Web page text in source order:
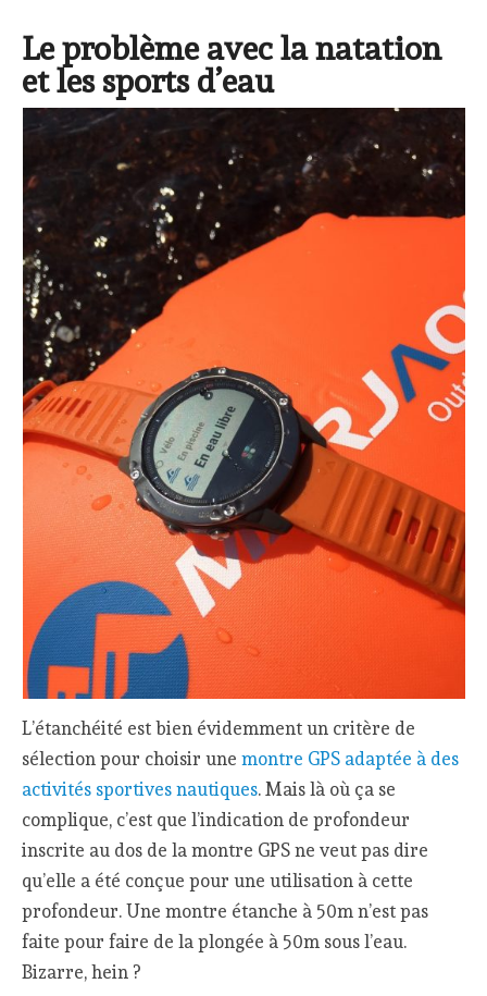
Le problème avec la natation
et les sports d’eau
L’étanchéité est bien évidemment un critère de
sélection pour choisir unemontre GPS adaptée à des
activités sportives nautiques. Mais là où ça se
complique, c’est que l’indication de profondeur
inscrite au dos de la montre GPS ne veut pas dire
qu’elle a été conçue pour une utilisation à cette
profondeur. Une montre étanche à 50m n’est pas
faite pour faire de la plongée à 50m sous l’eau.
Bizarre, hein ?